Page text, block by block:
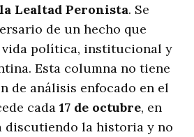
Lealtad Peronista. Se
de un hecho que
vida política, institucional y
Esta columna no tiene
de análisis enfocado en el
cada17 de octubre, en
discutiendo la historia y no